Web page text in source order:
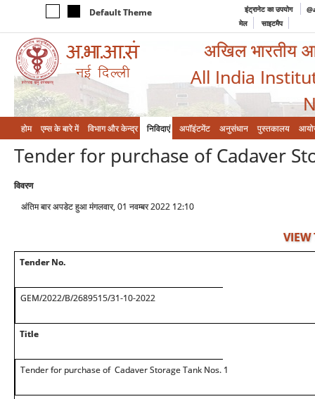
Default Theme इंट्रानेट का उपयोग
मेल
साइटमैप
अखिल भारतीय
All India
होम एम्‍स के बारे में विभाग और केन्‍द्र निविदाएं अपॉइंटमेंट अनुसंधान पुस्तकालय
Tender for purchase of Cadaver
विवरण
अंतिम बार अपडेट हुआ मंगलवार, 01 नवम्बर 2022 12:10
VIEW
Tender No.
GEM/2022/B/2689515/31-10-2022
Title
Tender for purchase of Cadaver Storage Tank Nos. 1